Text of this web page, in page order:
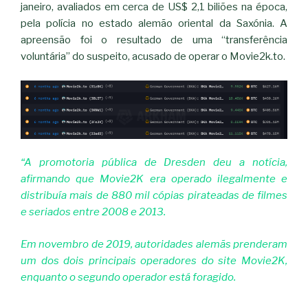
janeiro, avaliados em cerca de US$ 2,1 biliões na época,
pela polícia no estado alemão oriental da Saxónia. A
apreensão foi o resultado de uma “transferência
voluntária” do suspeito, acusado de operar o Movie2k.to.
“A promotoria pública de Dresden deu a notícia,
afirmando que Movie2K era operado ilegalmente e
distribuía mais de 880 mil cópias pirateadas de filmes
e seriados entre 2008 e 2013.
Em novembro de 2019, autoridades alemãs prenderam
um dos dois principais operadores do site Movie2K,
enquanto o segundo operador está foragido.